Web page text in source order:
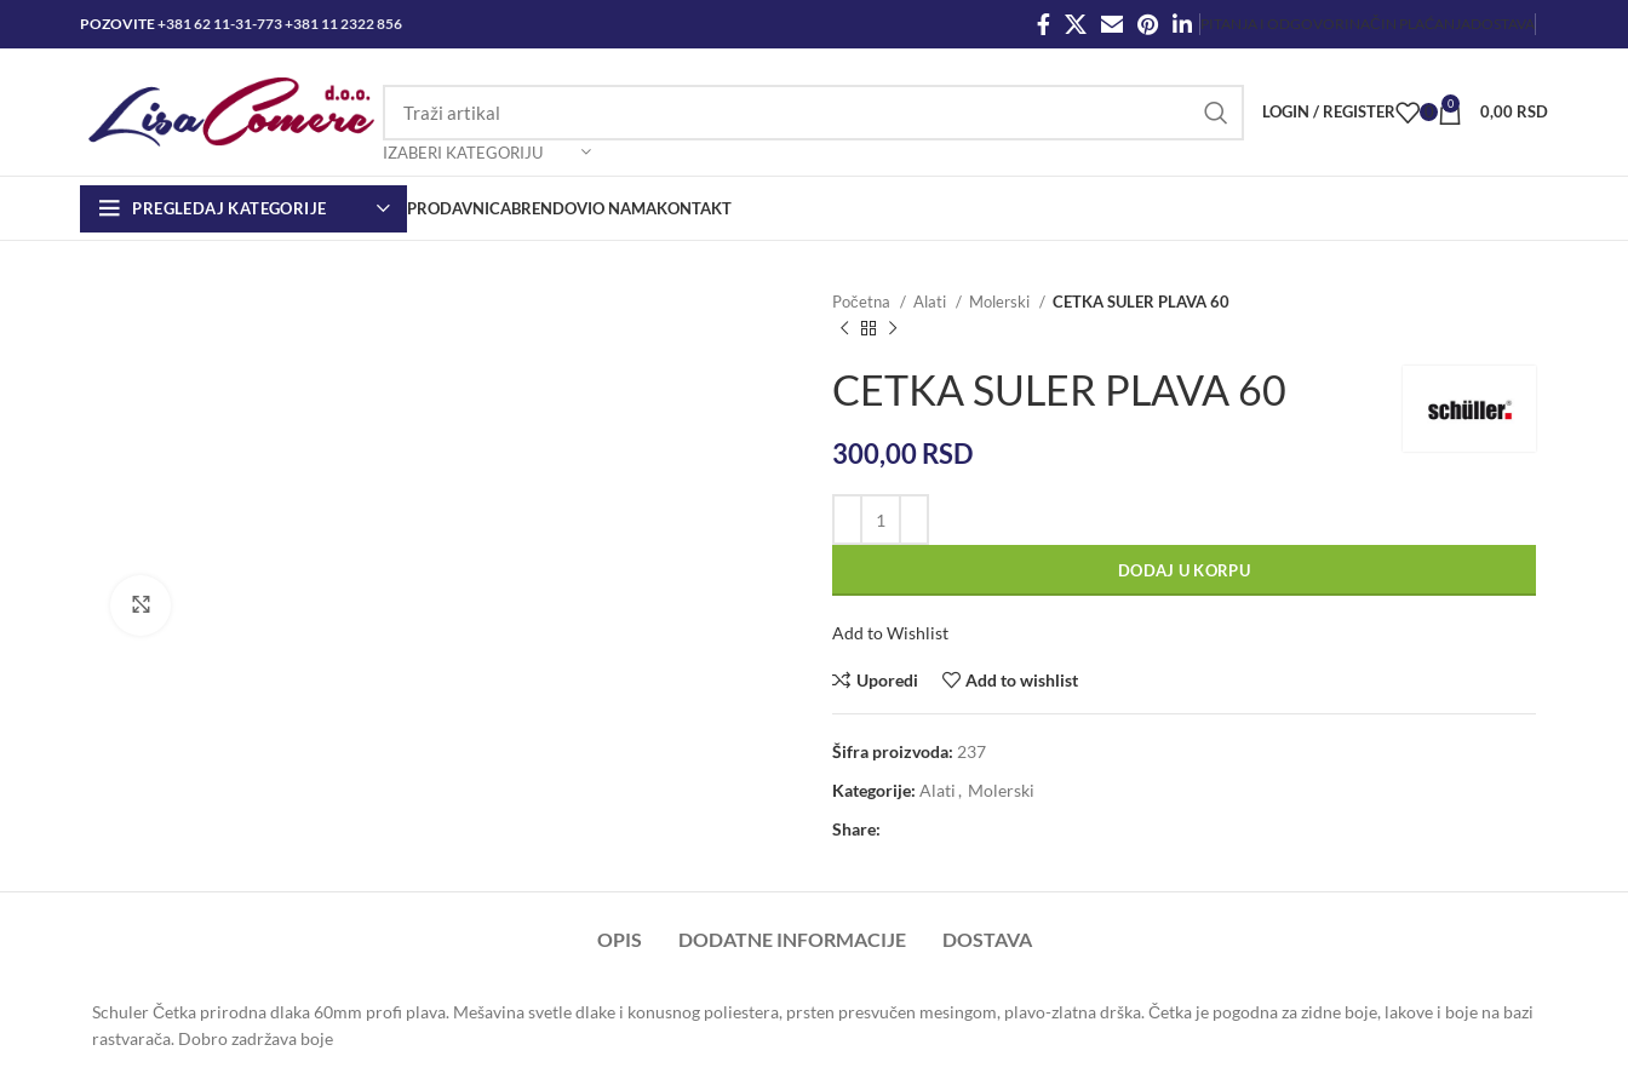
POZOVITE+381 62 11-31-773+381 11 2322 856 PITANJA I ODGOVORI NAČIN PLAĆANJADOSTAVA
IZABERI KATEGORIJU
LOGIN / REGISTER 0 0 0,00 RSD
PREGLEDAJ KATEGORIJE PRODAVNICABRENDOVIO NAMAKONTAKT
Početna Alati Molerski CETKA SULER PLAVA 60
CETKA SULER PLAVA 60
300,00RSD
DODAJ U KORPU
Add to Wishlist
Uporedi Add to wishlist
Šifra proizvoda: 237
Kategorije: Alati , Molerski
Share:
OPIS DODATNE INFORMACIJE DOSTAVA
Schuler Četka prirodna dlaka 60mm profi plava. Mešavina svetle dlake i konusnog poliestera, prsten presvučen mesingom, plavo-zlatna drška. Četka je pogodna za zidne boje, lakove i boje na bazi
rastvarača. Dobro zadržava boje